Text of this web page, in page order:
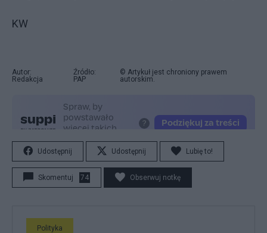
KW
Autor:
Redakcja
Źródło:
PAP
© Artykuł jest chroniony prawem
autorskim.
Udostępnij Udostępnij Lubię to!
Skomentuj 74 Obserwuj notkę
Polityka